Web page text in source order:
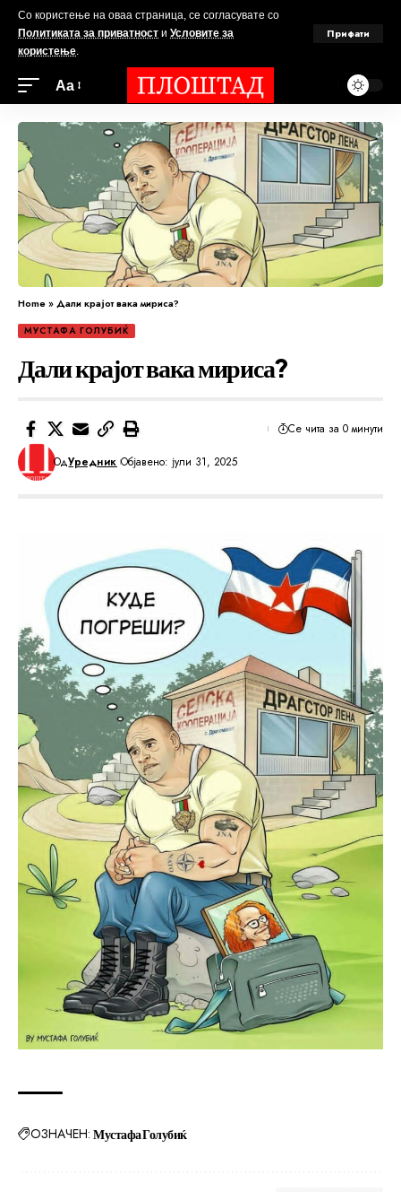
Со користење на оваа страница, се согласувате со
Политиката за приватност и Условите за
користење.
Прифати
Аа
Home»Дали крајот вака мириса?
МУСТАФА ГОЛУБИЌ
Дали крајот вака мириса?
ОдУредник Објавено: јули 31, 2025
Се чита за 0 минути
ОЗНАЧЕН: Мустафа Голубиќ